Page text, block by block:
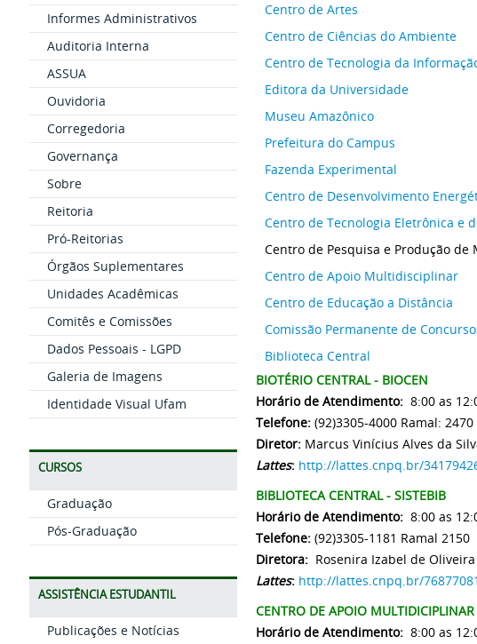
Informes Administrativos
Auditoria Interna
ASSUA
Ouvidoria
Corregedoria
Governança
Sobre
Reitoria
Pró-Reitorias
Órgãos Suplementares
Unidades Acadêmicas
Comitês e Comissões
Dados Pessoais - LGPD
Galeria de Imagens
Identidade Visual Ufam
CURSOS
Graduação
Pós-Graduação
ASSISTÊNCIA ESTUDANTIL
Publicações e Notícias
Centro de Artes
Centro de Ciências do Ambiente
Centro de Tecnologia da
Editora da Universidade
Museu Amazônico
Prefeitura do Campus
Fazenda Experimental
Centro de Desenvolvimento
Centro de Tecnologia Eletrônica e
Centro de Pesquisa e Produção de
Centro de Apoio Multidisciplinar
Centro de Educação a Distância
Comissão Permanente de
Biblioteca Central
BIOTÉRIO CENTRAL - BIOCEN
Horário de Atendimento: 8:00 as
Telefone: (92)3305-4000 Ramal: 2470
Diretor: Marcus Vinícius Alves da
Lattes: http://lattes.cnpq.br/
BIBLIOTECA CENTRAL - SISTEBIB
Horário de Atendimento: 8:00 as
Telefone: (92)3305-1181 Ramal 2150
Diretora: Rosenira Izabel de Oliveira
Lattes: http://lattes.cnpq.br/
CENTRO DE APOIO
Horário de Atendimento: 8:00 as